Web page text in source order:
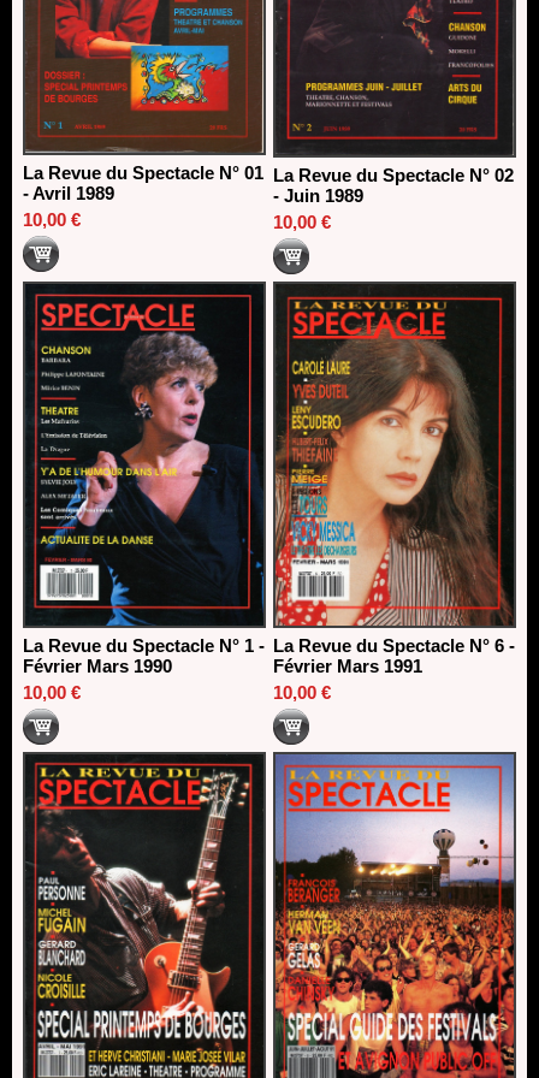
La Revue du Spectacle N° 01
- Avril 1989
10,00 €
La Revue du Spectacle N° 02
- Juin 1989
10,00 €
La Revue du Spectacle N° 1 -
Février Mars 1990
10,00 €
La Revue du Spectacle N° 6 -
Février Mars 1991
10,00 €